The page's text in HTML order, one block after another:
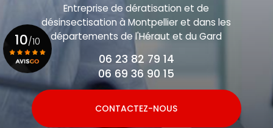
Entreprise de dératisation et de
désinsectisationà Montpellier et dans les
départements de l'Héraut et du Gard
06 23 82 79 14
06 69 36 90 15
CONTACTEZ-NOUS
10/10
Voir le certificat